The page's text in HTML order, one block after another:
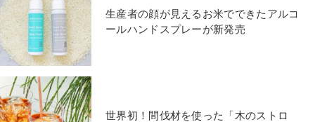
生産者の顔が見えるお米でできたアルコ
ールハンドスプレーが新発売
世界初！間伐材を使った「木のストロ